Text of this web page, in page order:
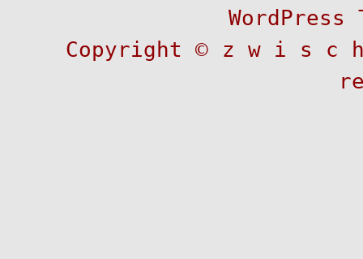
WordPress
Copyright ©
z w i s c